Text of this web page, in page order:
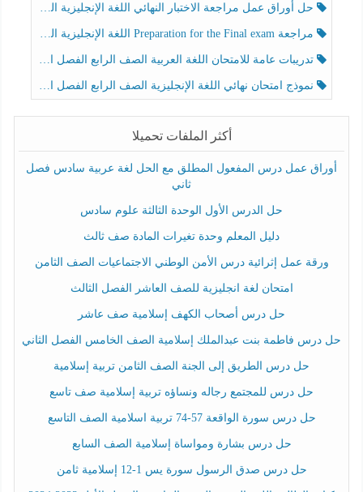
حل أوراق عمل مراجعة الاختبار النهائي اللغة الإنجليزية الصف الرابع الفصل الثالث
مراجعة Preparation for the Final exam اللغة الإنجليزية الصف الرابع الفصل الثالث
تدريبات عامة للامتحان اللغة العربية الصف الرابع الفصل الثالث
نموذج امتحان نهائي اللغة الإنجليزية الصف الرابع الفصل الثالث
أكثر الملفات تحميلا
أوراق عمل درس المفعول المطلق مع الحل لغة عربية سادس فصل
ثاني
حل الدرس الأول الوحدة الثالثة علوم سادس
دليل المعلم وحدة تغيرات المادة صف ثالث
ورقة عمل إثرائية درس الأمن الوطني الاجتماعيات الصف الثامن
امتحان لغة انجليزية للصف العاشر الفصل الثالث
حل درس أصحاب الكهف إسلامية صف عاشر
حل درس فاطمة بنت عبدالملك إسلامية الصف الخامس الفصل الثاني
حل درس الطريق إلى الجنة الصف الثامن تربية إسلامية
حل درس للمجتمع رجاله ونساؤه تربية إسلامية صف تاسع
حل درس سورة الواقعة 57-74 تربية اسلامية الصف التاسع
حل درس بشارة ومواساة إسلامية الصف السابع
حل درس صدق الرسول سورة يس 1-12 إسلامية ثامن